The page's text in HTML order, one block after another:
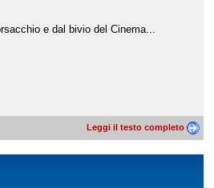
e dal bivio del Cinema...
Leggi il testo completo